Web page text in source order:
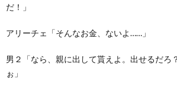
だ！」
アリーチェ「そんなお金、ないよ……」
男２「なら、親に出して貰えよ。出せるだ
ぉ」